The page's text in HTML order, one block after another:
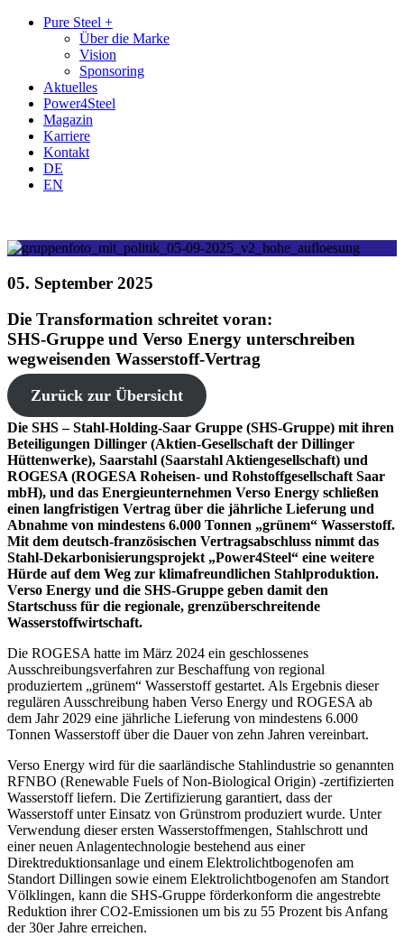
Zum
Zum
Hauptmenü
Pure Steel +
Über die Marke
Vision
Sponsoring
Aktuelles
Power4Steel
Magazin
Karriere
Kontakt
DE
EN
05. September 2025
Die Transformation schreitet voran:
SHS-Gruppe und Verso Energy unterschreiben
wegweisenden Wasserstoff-Vertrag
Zurück zur Übersicht
Die SHS – Stahl-Holding-Saar Gruppe (SHS-Gruppe) mit ihren
Beteiligungen Dillinger (Aktien-Gesellschaft der Dillinger
Hüttenwerke), Saarstahl (Saarstahl Aktiengesellschaft) und
ROGESA (ROGESA Roheisen- und Rohstoffgesellschaft Saar
mbH), und das Energieunternehmen Verso Energy schließen
einen langfristigen Vertrag über die jährliche Lieferung und
Abnahme von mindestens 6.000 Tonnen „grünem“ Wasserstoff.
Mit dem deutsch-französischen Vertragsabschluss nimmt das
Stahl-Dekarbonisierungsprojekt „Power4Steel“ eine weitere
Hürde auf dem Weg zur klimafreundlichen Stahlproduktion.
Verso Energy und die SHS-Gruppe geben damit den
Startschuss für die regionale, grenzüberschreitende
Wasserstoffwirtschaft.
Die ROGESA hatte im März 2024 ein geschlossenes
Ausschreibungsverfahren zur Beschaffung von regional
produziertem „grünem“ Wasserstoff gestartet. Als Ergebnis dieser
regulären Ausschreibung haben Verso Energy und ROGESA ab
dem Jahr 2029 eine jährliche Lieferung von mindestens 6.000
Tonnen Wasserstoff über die Dauer von zehn Jahren vereinbart.
Verso Energy wird für die saarländische Stahlindustrie so genannten
RFNBO (Renewable Fuels of Non-Biological Origin) -zertifizierten
Wasserstoff liefern. Die Zertifizierung garantiert, dass der
Wasserstoff unter Einsatz von Grünstrom produziert wurde. Unter
Verwendung dieser ersten Wasserstoffmengen, Stahlschrott und
einer neuen Anlagentechnologie bestehend aus einer
Direktreduktionsanlage und einem Elektrolichtbogenofen am
Standort Dillingen sowie einem Elektrolichtbogenofen am Standort
Völklingen, kann die SHS-Gruppe förderkonform die angestrebte
Reduktion ihrer CO2-Emissionen um bis zu 55 Prozent bis Anfang
der 30er Jahre erreichen.